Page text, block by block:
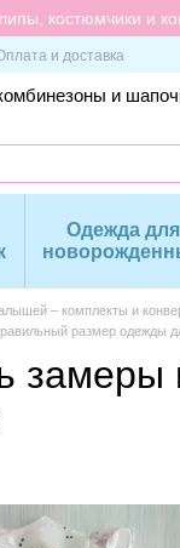
костюмчики и
и доставка
и
Одежда для
– комплекты и
размер одежды